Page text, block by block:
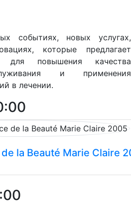
событиях, новых услугах,
которые предлагает
для повышения качества
и применения
в лечении.
la Beauté Marie Claire